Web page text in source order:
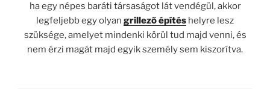
ha egy népes baráti társaságot lát vendégül, akkor
legfeljebb egy olyan grillező építés helyre lesz
szüksége, amelyet mindenki körül tud majd venni, és
nem érzi magát majd egyik személy sem kiszorítva.